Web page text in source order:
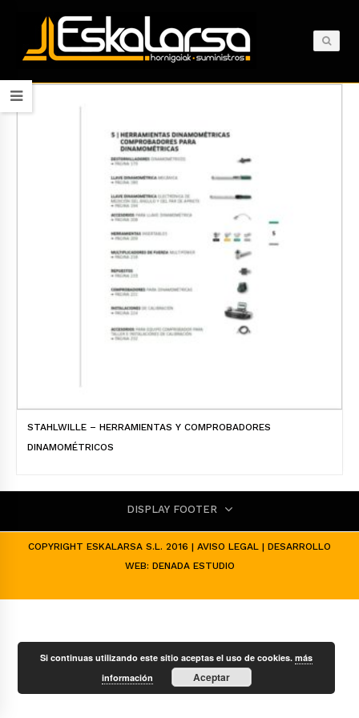
STAHLWILLE – HERRAMIENTAS Y COMPROBADORES
DINAMOMÉTRICOS
DISPLAY FOOTER
COPYRIGHT ESKALARSA S.L. 2016 | AVISO LEGAL | DESARROLLO
WEB: DENADA ESTUDIO
Si continuas utilizando este sitio aceptas el uso de cookies.más
información
Aceptar